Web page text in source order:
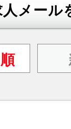
人メール